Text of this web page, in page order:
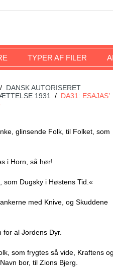
TYPER AF FILER
/ DANSK AUTORISERET
1931
/ DA31: ESAJAS’
glinsende Folk, til Folket, som
i Horn, så hør!
Dugsky i Høstens Tid.«
med Knive, og Skuddene
al Jordens Dyr.
som frygtes så vide, Kraftens og
bor, til Zions Bjerg.